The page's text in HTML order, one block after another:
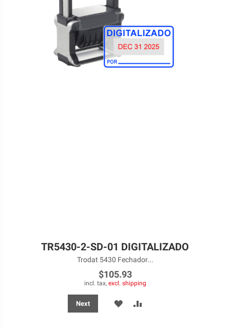
TR5430-2-SD-01 DIGITALIZADO
Trodat 5430 Fechador...
$105.93
incl. tax, excl. shipping
Next ADD